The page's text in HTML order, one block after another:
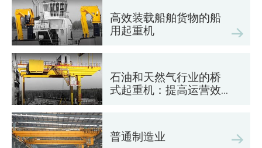
高效装载船舶货物的船
用起重机
石油和天然气行业的桥
式起重机：提高运营效
普通制造业